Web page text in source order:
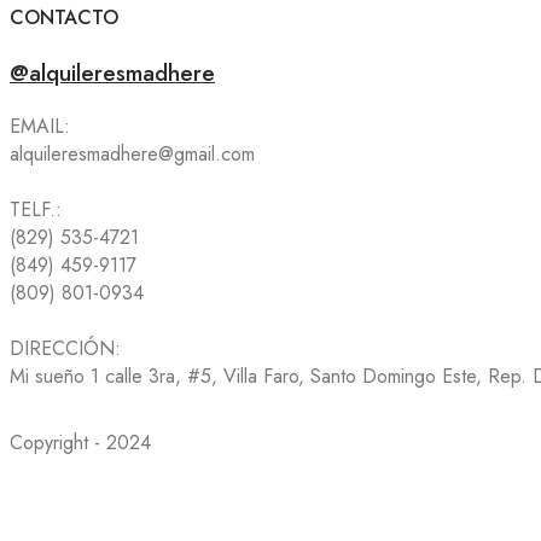
CONTACTO
@alquileresmadhere
EMAIL:
alquileresmadhere@gmail.com
TELF.:
(829) 535-4721
(849) 459-9117
(809) 801-0934
DIRECCIÓN:
Mi sueño 1 calle 3ra, #5, Villa Faro, Santo Domingo Este, Rep.
Copyright - 2024